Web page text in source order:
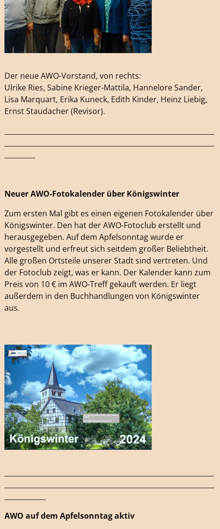
Der neue AWO-Vorstand, von rechts:
Ulrike Ries, Sabine Krieger-Mattila, Hannelore Sander,
Lisa Marquart, Erika Kuneck, Edith Kinder, Heinz Liebig,
Ernst Staudacher (Revisor).
Neuer AWO-Fotokalender über Königswinter
Zum ersten Mal gibt es einen eigenen Fotokalender über
Königswinter. Den hat der AWO-Fotoclub erstellt und
herausgegeben. Auf dem Apfelsonntag wurde er
vorgestellt und erfreut sich seitdem großer Beliebtheit.
Alle großen Ortsteile unserer Stadt sind vertreten. Und
der Fotoclub zeigt, was er kann. Der Kalender kann zum
Preis von 10 € im AWO-Treff gekauft werden. Er liegt
außerdem in den Buchhandlungen von Königswinter
aus.
AWO auf dem Apfelsonntag aktiv